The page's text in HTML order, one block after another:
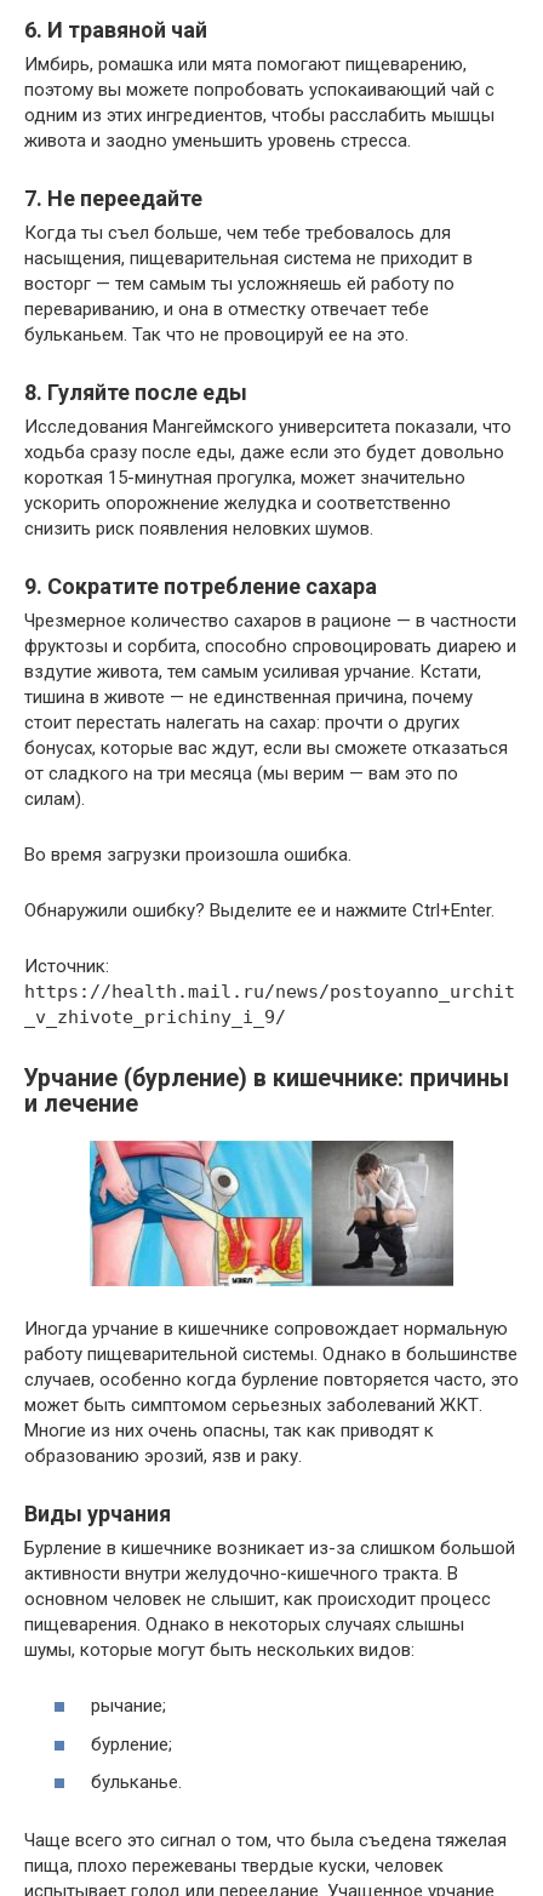
6. И травяной чай
Имбирь, ромашка или мята помогают пищеварению,
поэтому вы можете попробовать успокаивающий чай с
одним из этих ингредиентов, чтобы расслабить мышцы
живота и заодно уменьшить уровень стресса.
7. Не переедайте
Когда ты съел больше, чем тебе требовалось для
насыщения, пищеварительная система не приходит в
восторг — тем самым ты усложняешь ей работу по
перевариванию, и она в отместку отвечает тебе
бульканьем. Так что не провоцируй ее на это.
8. Гуляйте после еды
Исследования Мангеймского университета показали, что
ходьба сразу после еды, даже если это будет довольно
короткая 15-минутная прогулка, может значительно
ускорить опорожнение желудка и соответственно
снизить риск появления неловких шумов.
9. Сократите потребление сахара
Чрезмерное количество сахаров в рационе — в частности
фруктозы и сорбита, способно спровоцировать диарею и
вздутие живота, тем самым усиливая урчание. Кстати,
тишина в животе — не единственная причина, почему
стоит перестать налегать на сахар: прочти о других
бонусах, которые вас ждут, если вы сможете отказаться
от сладкого на три месяца (мы верим — вам это по
силам).
Во время загрузки произошла ошибка.
Обнаружили ошибку? Выделите ее и нажмите Ctrl+Enter.
Источник:
https://health.mail.ru/news/postoyanno_urchit
_v_zhivote_prichiny_i_9/
Урчание (бурление) в кишечнике: причины
и лечение
Иногда урчание в кишечнике сопровождает нормальную
работу пищеварительной системы. Однако в большинстве
случаев, особенно когда бурление повторяется часто, это
может быть симптомом серьезных заболеваний ЖКТ.
Многие из них очень опасны, так как приводят к
образованию эрозий, язв и раку.
Виды урчания
Бурление в кишечнике возникает из-за слишком большой
активности внутри желудочно-кишечного тракта. В
основном человек не слышит, как происходит процесс
пищеварения. Однако в некоторых случаях слышны
шумы, которые могут быть нескольких видов:
рычание;
бурление;
бульканье.
Чаще всего это сигнал о том, что была съедена тяжелая
пища, плохо пережеваны твердые куски, человек
испытывает голод или переедание. Учащенное урчание